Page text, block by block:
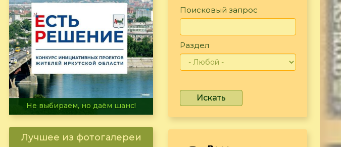
В огне не горит, в воде не тонет
Лучшее из фотогалереи
Поисковый запрос
Раздел
Искать